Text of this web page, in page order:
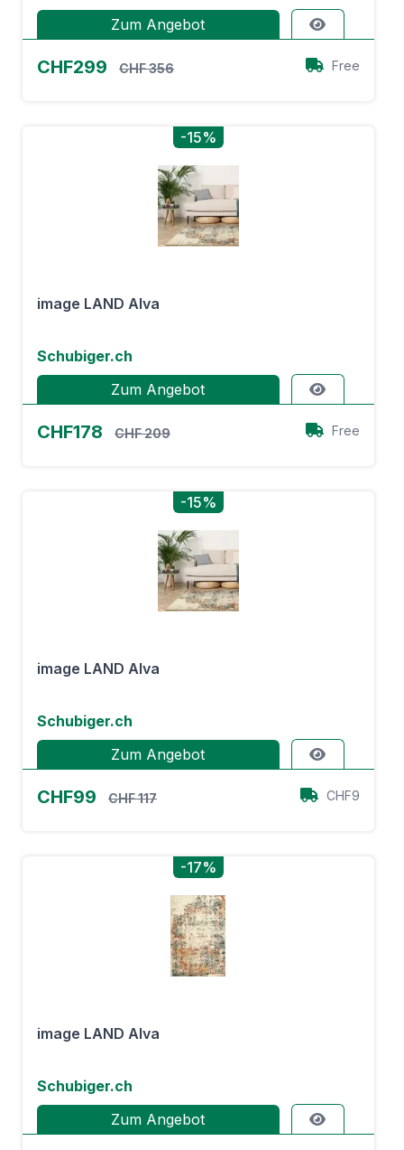
Zum Angebot
CHF299 CHF 356 Free
-15%
image LAND Alva
Schubiger.ch
Zum Angebot
CHF178 CHF 209 Free
-15%
image LAND Alva
Schubiger.ch
Zum Angebot
CHF99 CHF 117 CHF9
-17%
image LAND Alva
Schubiger.ch
Zum Angebot